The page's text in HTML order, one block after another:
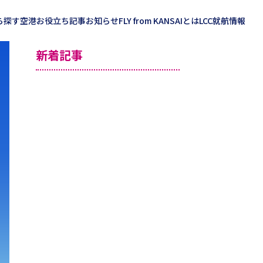
海外記事一覧
探す空港お役立ち記事お知らせFLY from KANSAIとはLCC就航情報
新着記事